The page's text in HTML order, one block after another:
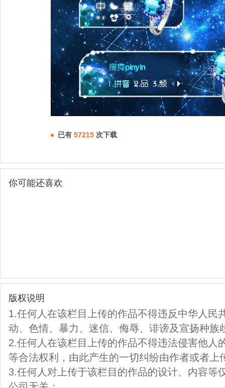
已有 57215 次下载
你可能还喜欢
版权说明
1.任何人在该栏目上传的作品不得违反中华人民
动、色情、暴力、迷信、侮辱、诽谤及宣扬种族
2.任何人在该栏目上传的作品不得违法侵害他人
等合法权利，由此产生的一切纠纷由作者或者上
3.任何人对上传于该栏目的作品的设计、内容等